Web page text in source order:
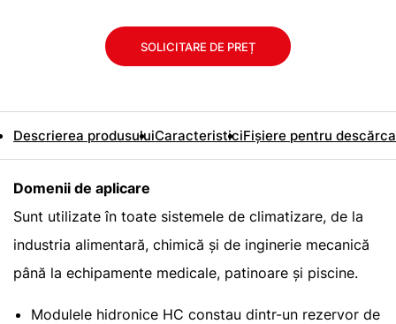
SOLICITARE DE PREȚ
Descrierea produsuluiCaracteristiciFișiere pentru
Domenii de aplicare
Sunt utilizate în toate sistemele de climatizare, de la
industria alimentară, chimică și de inginerie mecanică
până la echipamente medicale, patinoare și piscine.
Modulele hidronice HC constau dintr-un rezervor de